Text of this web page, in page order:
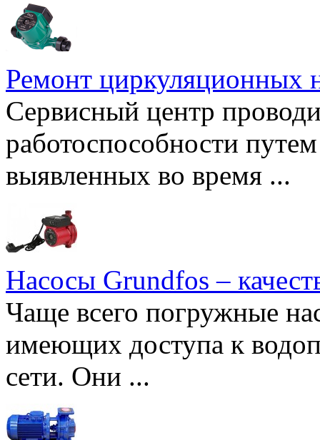
Ремонт циркуляционных
Сервисный центр
работоспособности
выявленных во время ...
Насосы Grundfos –
Чаще всего погружные
имеющих доступа к
сети. Они ...